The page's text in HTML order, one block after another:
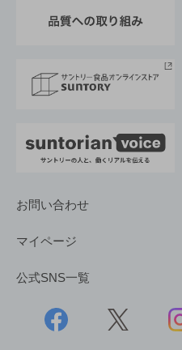
採用情報
お問い合わせ
マイページ
公式SNS一覧